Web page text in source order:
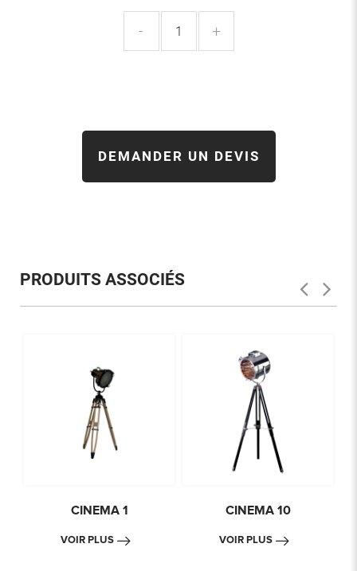
- +
DEMANDER UN DEVIS
PRODUITS ASSOCIÉS
CINEMA 1
VOIR PLUS
CINEMA 10
VOIR PLUS